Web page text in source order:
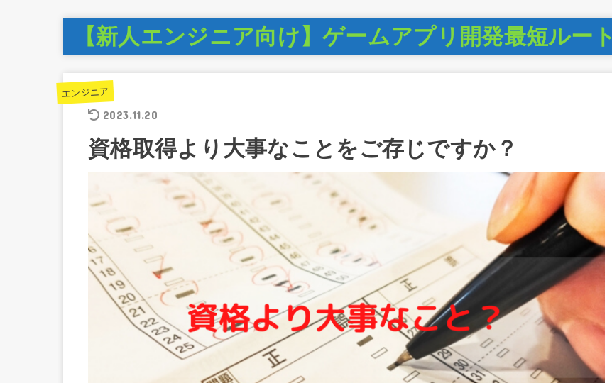
【新人エンジニア向け】ゲームアプリ開発最短ルート
エンジニア
2023.11.20
資格取得より大事なことをご存じですか？